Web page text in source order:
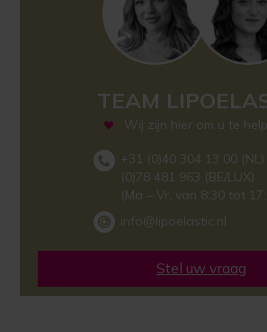
TEAM
Wij zijn hier om u te
+31 (0)40 304 13 00
(0)78 481 963 (BE/LUX)
(Ma – Vr, van 8:30 tot
info@lipoelastic.nl
Stel uw vraag